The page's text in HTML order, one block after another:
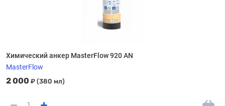
Химический анкер MasterFlow 920 AN
MasterFlow
2 000 ₽ (380 мл)